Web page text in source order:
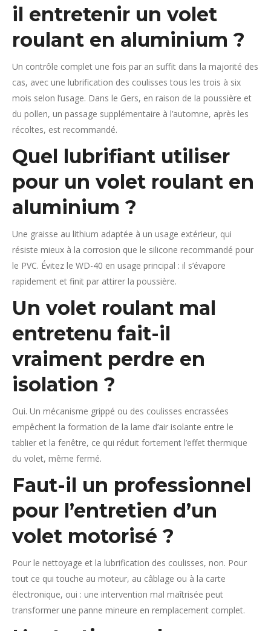
il entretenir un volet
roulant en aluminium ?
Un contrôle complet une fois par an suffit dans la majorité des
cas, avec une lubrification des coulisses tous les trois à six
mois selon l’usage. Dans le Gers, en raison de la poussière et
du pollen, un passage supplémentaire à l’automne, après les
récoltes, est recommandé.
Quel lubrifiant utiliser
pour un volet roulant en
aluminium ?
Une graisse au lithium adaptée à un usage extérieur, qui
résiste mieux à la corrosion que le silicone recommandé pour
le PVC. Évitez le WD-40 en usage principal : il s’évapore
rapidement et finit par attirer la poussière.
Un volet roulant mal
entretenu fait-il
vraiment perdre en
isolation ?
Oui. Un mécanisme grippé ou des coulisses encrassées
empêchent la formation de la lame d’air isolante entre le
tablier et la fenêtre, ce qui réduit fortement l’effet thermique
du volet, même fermé.
Faut-il un professionnel
pour l’entretien d’un
volet motorisé ?
Pour le nettoyage et la lubrification des coulisses, non. Pour
tout ce qui touche au moteur, au câblage ou à la carte
électronique, oui : une intervention mal maîtrisée peut
transformer une panne mineure en remplacement complet.